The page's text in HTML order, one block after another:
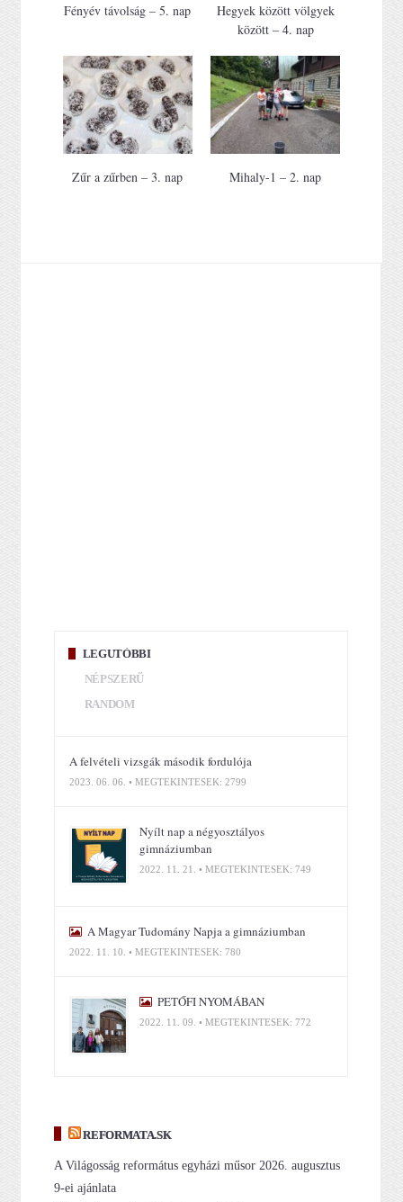
Fényév távolság – 5. nap
Hegyek között völgyek
között – 4. nap
Zűr a zűrben – 3. nap Mihaly-1 – 2. nap
LEGUTÓBBI
NÉPSZERŰ
RANDOM
A felvételi vizsgák második fordulója
2023. 06. 06. • MEGTEKINTÉSEK: 2799
Nyílt nap a négyosztályos
gimnáziumban
2022. 11. 21. • MEGTEKINTÉSEK: 749
A Magyar Tudomány Napja a gimnáziumban
2022. 11. 10. • MEGTEKINTÉSEK: 780
PETŐFI NYOMÁBAN
2022. 11. 09. • MEGTEKINTÉSEK: 772
REFORMATA.SK
A Világosság református egyházi műsor 2026. augusztus
9-ei ajánlata